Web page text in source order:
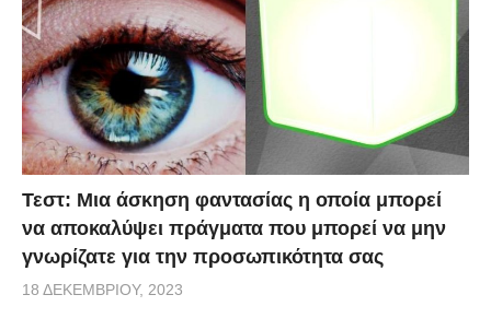
Τεστ: Μια άσκηση φαντασίας η οποία μπορεί
να αποκαλύψει πράγματα που μπορεί να μην
γνωρίζατε για την προσωπικότητα σας
18 ΔΕΚΕΜΒΡΊΟΥ, 2023